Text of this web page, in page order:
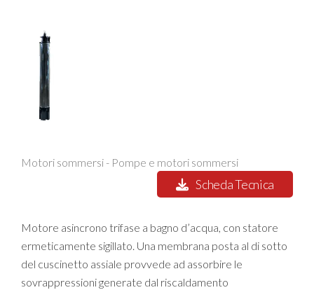
Motori sommersi - Pompe e motori sommersi
Scheda Tecnica
Motore asincrono trifase a bagno d’acqua, con statore
ermeticamente sigillato. Una membrana posta al di sotto
del cuscinetto assiale provvede ad assorbire le
sovrappressioni generate dal riscaldamento